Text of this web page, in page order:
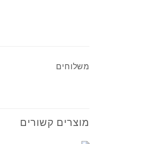
משלוחים
מוצרים קשורים